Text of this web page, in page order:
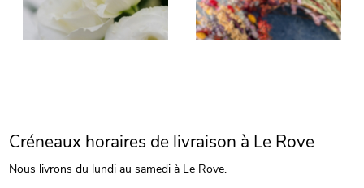
Créneaux horaires de livraison à Le Rove
Nous livrons du lundi au samedi à Le Rove.